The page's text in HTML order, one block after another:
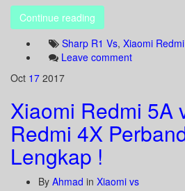
Continue reading
Sharp R1 Vs, Xiaomi
Leave comment
Oct 17 2017
Xiaomi Redmi 5A
Redmi 4X
Lengkap !
By Ahmad in Xiaomi vs